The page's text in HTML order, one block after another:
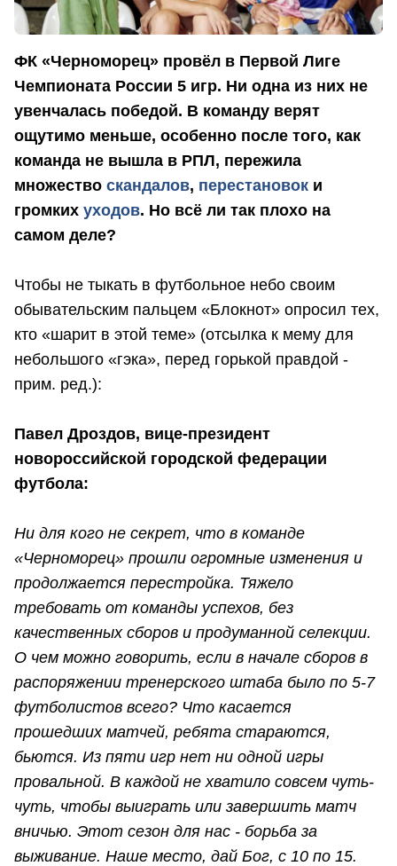
ФК «Черноморец» провёл в Первой Лиге
Чемпионата России 5 игр. Ни одна из них не
увенчалась победой. В команду верят
ощутимо меньше, особенно после того, как
команда не вышла в РПЛ, пережила
множество скандалов, перестановок и
громких уходов. Но всё ли так плохо на
самом деле?
Чтобы не тыкать в футбольное небо своим
обывательским пальцем «Блокнот» опросил тех,
кто «шарит в этой теме» (отсылка к мему для
небольшого «гэка», перед горькой правдой -
прим. ред.):
Павел Дроздов, вице-президент
новороссийской городской федерации
футбола:
Ни для кого не секрет, что в команде
«Черноморец» прошли огромные изменения и
продолжается перестройка. Тяжело
требовать от команды успехов, без
качественных сборов и продуманной селекции.
О чем можно говорить, если в начале сборов в
распоряжении тренерского штаба было по 5-7
футболистов всего? Что касается
прошедших матчей, ребята стараются,
бьются. Из пяти игр нет ни одной игры
провальной. В каждой не хватило совсем чуть-
чуть, чтобы выиграть или завершить матч
вничью. Этот сезон для нас - борьба за
выживание. Наше место, дай Бог, с 10 по 15.